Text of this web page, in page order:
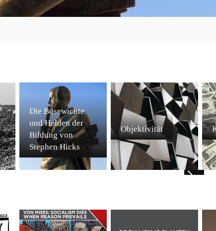
Die Bösewichte
und Helden der
Bildung von
Stephen Hicks
Objektivität